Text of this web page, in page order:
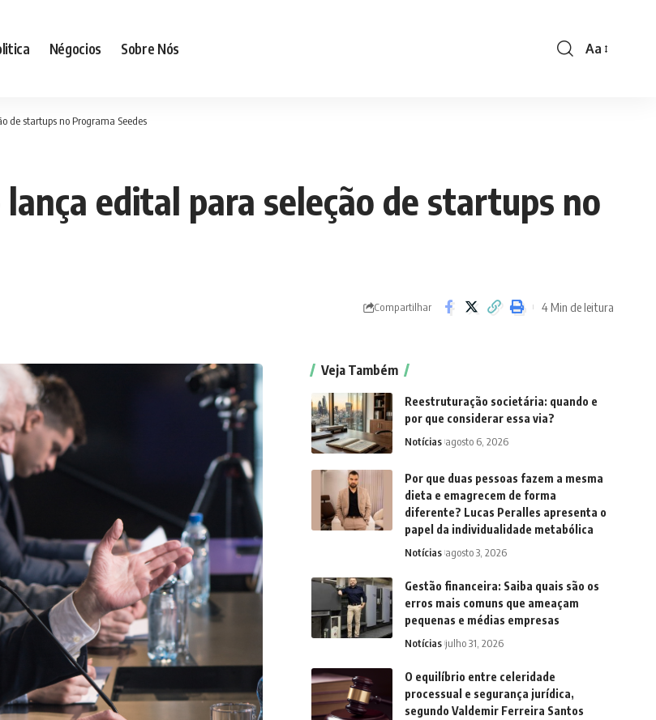
Négocios Sobre Nós Aa
de startups no Programa Seedes
edital para seleção de startups no
Compartilhar 4 Min de leitura
Veja Também
Reestruturação societária: quando e
por que considerar essa via?
Notícias agosto 6, 2026
Por que duas pessoas fazem a mesma
dieta e emagrecem de forma
diferente? Lucas Peralles apresenta o
papel da individualidade metabólica
Notícias agosto 3, 2026
Gestão financeira: Saiba quais são os
erros mais comuns que ameaçam
pequenas e médias empresas
Notícias julho 31, 2026
O equilíbrio entre celeridade
processual e segurança jurídica,
segundo Valdemir Ferreira Santos